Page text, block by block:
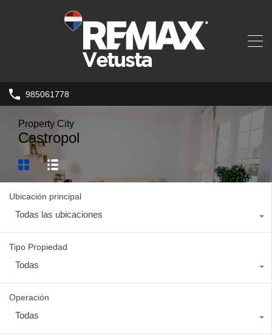
985061778
Property City
Castropol
Ubicación principal
Todas las ubicaciones
Tipo Propiedad
Todas
Operación
Todas